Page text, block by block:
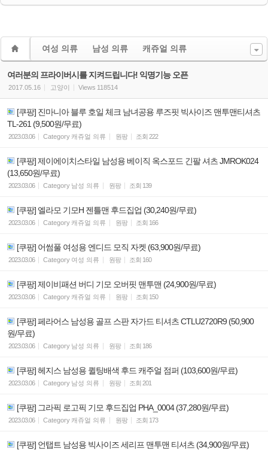
여성 의류 남성 의류 캐쥬얼 의류
여러분의 프라이버시를 지켜드립니다! 익명기능 오픈
2017.05.16 고양이 Views 118514
[쿠팡] 진마니아 블루 호일 체크 남녀공용 루즈핏 빅사이즈 맨투맨티셔츠
TL-261 (9,500원/무료)
2023.03.06 Category 캐쥬얼 의류 원팡 조회 222
[쿠팡] 제이에이치스타일 남성용 베이직 옥스포드 긴팔 셔츠 JMROK024
(13,650원/무료)
2023.03.06 Category 남성 의류 원팡 조회 139
[쿠팡] 엘라모 기모H 젠틀맨 후드집업 (30,240원/무료)
2023.03.06 Category 캐쥬얼 의류 원팡 조회 166
[쿠팡] 어썸풀 여성용 엔디드 모직 자켓 (63,900원/무료)
2023.03.06 Category 여성 의류 원팡 조회 160
[쿠팡] 제이비패션 버디 기모 오버핏 맨투맨 (24,900원/무료)
2023.03.06 Category 캐쥬얼 의류 원팡 조회 150
[쿠팡] 페라어스 남성용 골프 스판 자가드 티셔츠 CTLU2720R9 (50,900
원/무료)
2023.03.06 Category 남성 의류 원팡 조회 186
[쿠팡] 헤지스 남성용 퀼팅배색 후드 캐주얼 점퍼 (103,600원/무료)
2023.03.06 Category 남성 의류 원팡 조회 201
[쿠팡] 그라픽 로고픽 기모 후드집업 PHA_0004 (37,280원/무료)
2023.03.06 Category 캐쥬얼 의류 원팡 조회 173
[쿠팡] 언탭트 남성용 빅사이즈 세리프 맨투맨 티셔츠 (34,900원/무료)